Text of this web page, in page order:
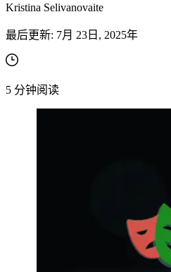
Kristina Selivanovaite
最后更新: 7月 23日, 2025年
5 分钟阅读